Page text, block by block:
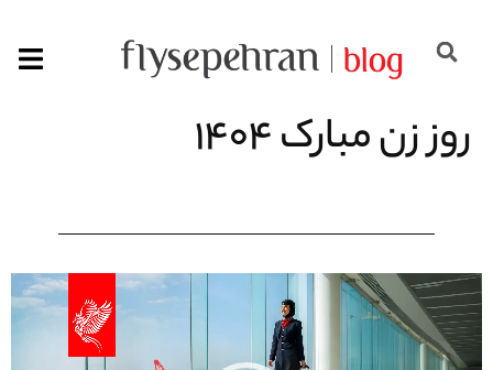
روز زن مبارک 1404